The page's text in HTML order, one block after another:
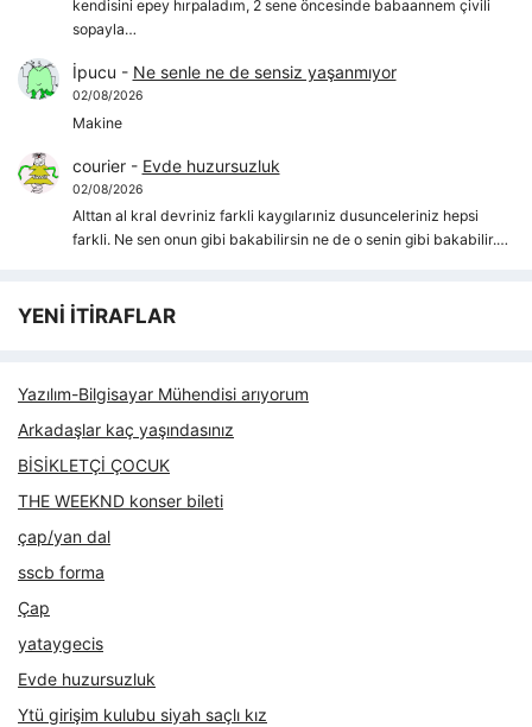
kendisini epey hırpaladım, 2 sene öncesinde babaannem çivili
sopayla…
İpucu - Ne senle ne de sensiz yaşanmıyor
02/08/2026
Makine
courier- Evde huzursuzluk
02/08/2026
Alttan al kral devriniz farkli kaygılarıniz dusunceleriniz hepsi
farkli. Ne sen onun gibi bakabilirsin ne de o senin gibi bakabilir.…
YENİ İTİRAFLAR
Yazılım-Bilgisayar Mühendisi arıyorum
Arkadaşlar kaç yaşındasınız
BİSİKLETÇİ ÇOCUK
THE WEEKND konser bileti
çap/yan dal
sscb forma
Çap
yataygecis
Evde huzursuzluk
Ytü girişim kulubu siyah saçlı kız